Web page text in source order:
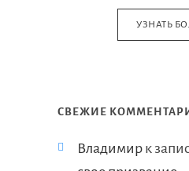
УЗНАТЬ
СВЕЖИЕ
Владимирк